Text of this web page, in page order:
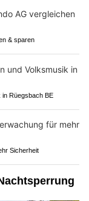
& sparen
in Rüegsbach BE
Sicherheit